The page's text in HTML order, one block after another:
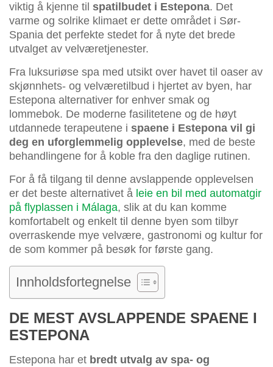
viktig å kjenne til spatilbudet i Estepona. Det
varme og solrike klimaet er dette området i Sør-
Spania det perfekte stedet for å nyte det brede
utvalget av velværetjenester.
Fra luksuriøse spa med utsikt over havet til oaser av
skjønnhets- og velværetilbud i hjertet av byen, har
Estepona alternativer for enhver smak og
lommebok. De moderne fasilitetene og de høyt
utdannede terapeutene i spaene i Estepona vil gi
deg en uforglemmelig opplevelse, med de beste
behandlingene for å koble fra den daglige rutinen.
For å få tilgang til denne avslappende opplevelsen
er det beste alternativet å leie en bil med automatgir
på flyplassen i Málaga, slik at du kan komme
komfortabelt og enkelt til denne byen som tilbyr
overraskende mye velvære, gastronomi og kultur for
de som kommer på besøk for første gang.
Innholdsfortegnelse
DE MEST AVSLAPPENDE SPAENE I
ESTEPONA
Estepona har et bredt utvalg av spa- og